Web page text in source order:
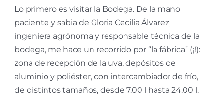
Lo primero es visitar la Bodega. De la mano
paciente y sabia de Gloria Cecilia Álvarez,
ingeniera agrónoma y responsable técnica de la
bodega, me hace un recorrido por “la fábrica” (¡!):
zona de recepción de la uva, depósitos de
aluminio y poliéster, con intercambiador de frío,
de distintos tamaños, desde 7.00 l hasta 24.00 l.